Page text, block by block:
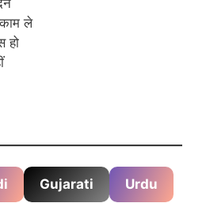
ले
हो
Gujarati Urdu